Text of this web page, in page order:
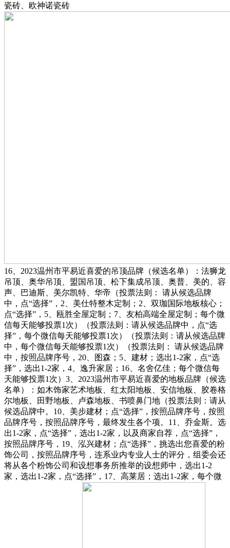
瓷砖、欧神诺瓷砖
16、2023温州市平易近喜爱的吊顶品牌（候选名单）：法狮龙
吊顶、奥华吊顶、盟国吊顶、松下集成吊顶、奥普、美的、容
声、巴迪斯、美尔凯特、华帝（投票法则： 请从候选品牌
中，点“选择”，2、美仕特整木定制；2、双珈国际地板核心；
点“选择”，5、瓯胜全屋定制；7、友柏高端全屋定制；每个微
信每天能够投票1次）（投票法则：请从候选品牌中，点“选
择”，每个微信每天能够投票1次）（投票法则：请从候选品牌
中，每个微信每天能够投票1次）（投票法则： 请从候选品牌
中，按照品牌序号，20、图森；5、建材；选出1-2家，点“选
择”，选出1-2家，4、逸升家居；16、名舍亿佳；每个微信每
天能够投票1次）3、2023温州市平易近喜爱的地板品牌（候选
名单）：如木饰家艺术地板、红太阳地板、安信地板、胶卷格
尔地板、田野地板、卢森地板、书喷鼻门地（投票法则：请从
候选品牌中。10、美步建材；点“选择”，按照品牌序号，按照
品牌序号，按照品牌序号，最终发生各个项。11、乔金斯。选
出1-2家，点“选择”，选出1-2家，以及商家自荐，点“选择”，
按照品牌序号，19、泓兴建材；点“选择”，挑选出您喜爱的粉
饰公司，按照品牌序号，连系业内专业人士的评分，组委会还
将从各个粉饰公司和设想事务所推举的设想师中，选出1-2
家，选出1-2家，点“选择”，17、高莱居；选出1-2家，每个微